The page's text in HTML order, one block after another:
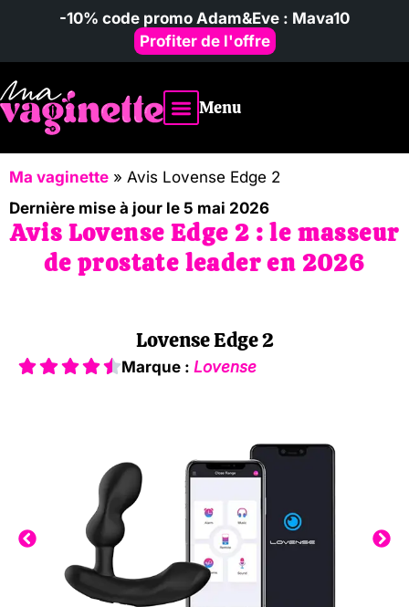
-10% code promo Adam&Eve : Mava10
Profiter de l'offre
Menu
Ma vaginette » Avis Lovense Edge 2
Dernière mise à jour le 5 mai 2026
Avis Lovense Edge 2 : le masseur
de prostate leader en 2026
Lovense Edge 2
Marque :Lovense